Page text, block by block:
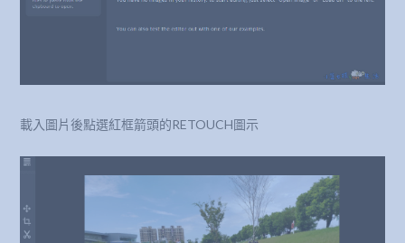
載入圖片後點選紅框箭頭的RETOUCH圖示